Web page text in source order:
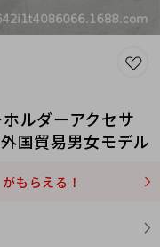
ルダーアクセサ
国貿易男女モデル
もらえる！